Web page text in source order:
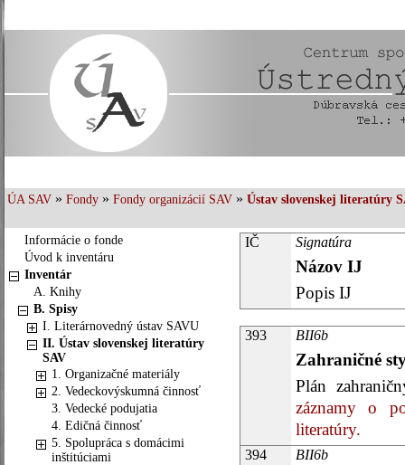
ÚA SAV » Fondy » Fondy organizácií SAV » Ústav slovenskej literatúry
Informácie o fonde
Úvod k inventáru
Inventár
A. Knihy
B. Spisy
I. Literárnovedný ústav SAVU
II. Ústav slovenskej literatúry
SAV
1. Organizačné materiály
2. Vedeckovýskumná činnosť
3. Vedecké podujatia
4. Edičná činnosť
5. Spolupráca s domácimi
inštitúciami
IČ Signatúra
Názov IJ
Popis IJ
393 BII6b
Zahraničné
Plán
záznamy o
literatúry.
394 BII6b